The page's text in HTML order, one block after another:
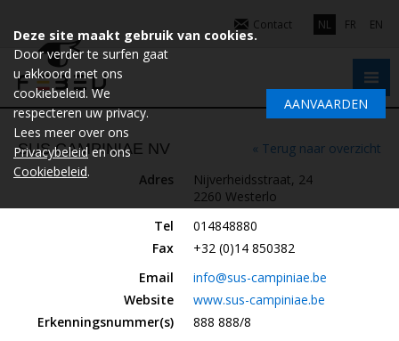
Contact NL FR EN
« Terug naar overzicht
SUS CAMPINIAE NV
Adres
Nijverheidsstraat, 24
2260 Westerlo
Tel
014848880
Fax
+32 (0)14 850382
Email
info@sus-campiniae.be
Website
www.sus-campiniae.be
Erkenningsnummer(s)
888 888/8
Deze site maakt gebruik van cookies.
Door verder te surfen gaat
u akkoord met ons
cookiebeleid. We
respecteren uw privacy.
Lees meer over ons
Privacybeleiden ons
Cookiebeleid.
AANVAARDEN